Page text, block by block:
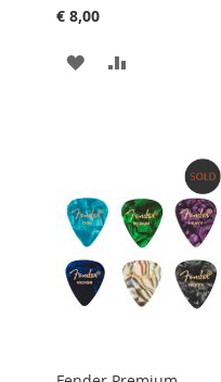
€ 8,00
winkelwagen
toevoegen
AAN
VERGELIJKEN